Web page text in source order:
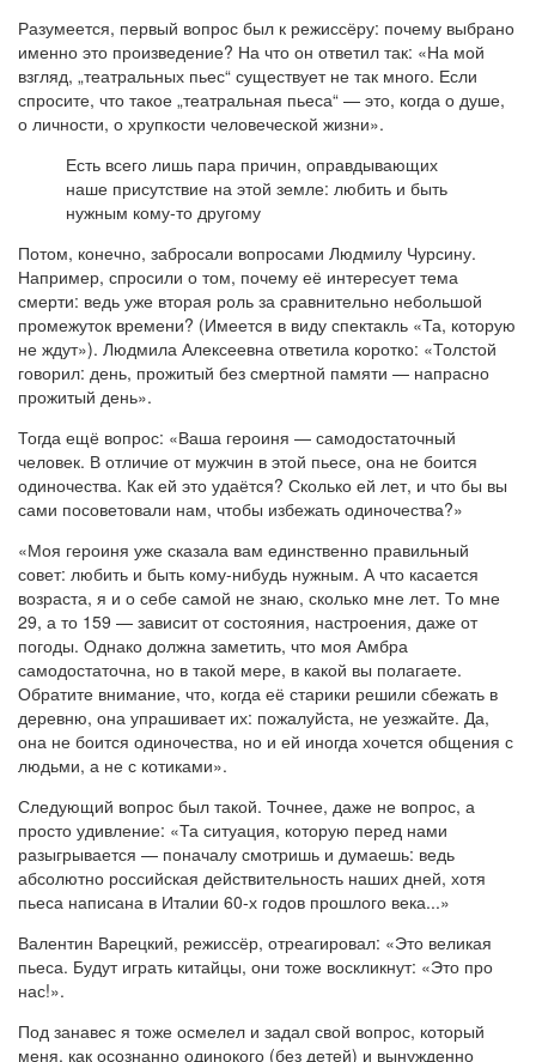
Разумеется, первый вопрос был к режиссёру: почему выбрано
именно это произведение? На что он ответил так: «На мой
взгляд, „театральных пьес“ существует не так много. Если
спросите, что такое „театральная пьеса“ — это, когда о душе,
о личности, о хрупкости человеческой жизни».
Есть всего лишь пара причин, оправдывающих
наше присутствие на этой земле: любить и быть
нужным кому-то другому
Потом, конечно, забросали вопросами Людмилу Чурсину.
Например, спросили о том, почему её интересует тема
смерти: ведь уже вторая роль за сравнительно небольшой
промежуток времени? (Имеется в виду спектакль «Та, которую
не ждут»). Людмила Алексеевна ответила коротко: «Толстой
говорил: день, прожитый без смертной памяти — напрасно
прожитый день».
Тогда ещё вопрос: «Ваша героиня — самодостаточный
человек. В отличие от мужчин в этой пьесе, она не боится
одиночества. Как ей это удаётся? Сколько ей лет, и что бы вы
сами посоветовали нам, чтобы избежать одиночества?»
«Моя героиня уже сказала вам единственно правильный
совет: любить и быть кому-нибудь нужным. А что касается
возраста, я и о себе самой не знаю, сколько мне лет. То мне
29, а то 159 — зависит от состояния, настроения, даже от
погоды. Однако должна заметить, что моя Амбра
самодостаточна, но в такой мере, в какой вы полагаете.
Обратите внимание, что, когда её старики решили сбежать в
деревню, она упрашивает их: пожалуйста, не уезжайте. Да,
она не боится одиночества, но и ей иногда хочется общения с
людьми, а не с котиками».
Следующий вопрос был такой. Точнее, даже не вопрос, а
просто удивление: «Та ситуация, которую перед нами
разыгрывается — поначалу смотришь и думаешь: ведь
абсолютно российская действительность наших дней, хотя
пьеса написана в Италии 60-х годов прошлого века...»
Валентин Варецкий, режиссёр, отреагировал: «Это великая
пьеса. Будут играть китайцы, они тоже воскликнут: «Это про
нас!».
Под занавес я тоже осмелел и задал свой вопрос, который
меня, как осознанно одинокого (без детей) и вынужденно